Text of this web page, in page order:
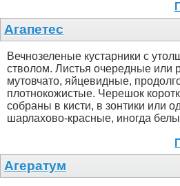
Агапетес
Вечнозеленые кустарники с
стволом. Листья очередные или
мутовчато, яйцевидные,
плотнокожистые. Черешок
собраны в кисти, в зонтики или
шарлахово-красные, иногда
Агератум